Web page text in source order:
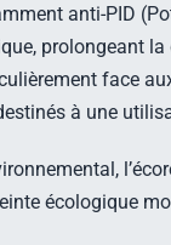
anti-PID
prolongeant
face
à une
écologique